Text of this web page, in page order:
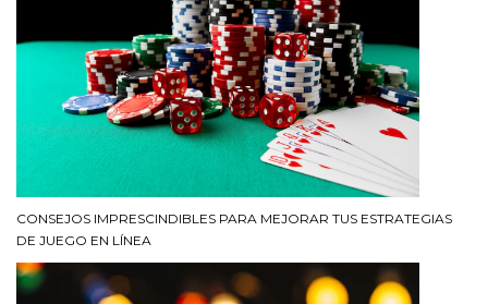
CONSEJOS IMPRESCINDIBLES PARA MEJORAR TUS ESTRATEGIAS
DE JUEGO EN LÍNEA